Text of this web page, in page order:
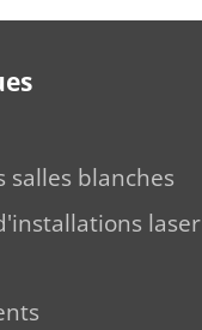
salles blanches
laser